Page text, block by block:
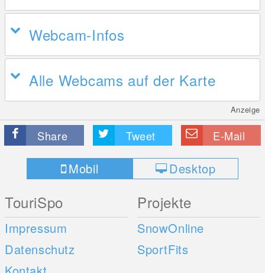
Webcam-Infos
Alle Webcams auf der Karte
Anzeige
Share Tweet E-Mail
Mobil Desktop
TouriSpo
Impressum
Datenschutz
Projekte
SnowOnline
SportFits